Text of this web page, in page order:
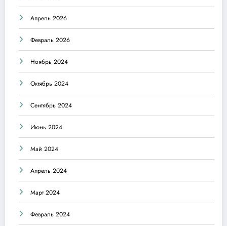
Апрель 2026
Февраль 2026
Ноябрь 2024
Октябрь 2024
Сентябрь 2024
Июнь 2024
Май 2024
Апрель 2024
Март 2024
Февраль 2024